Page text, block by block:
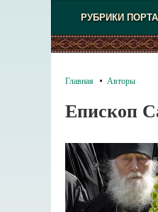
РУБРИКИ
Главная Авторы
Епископ